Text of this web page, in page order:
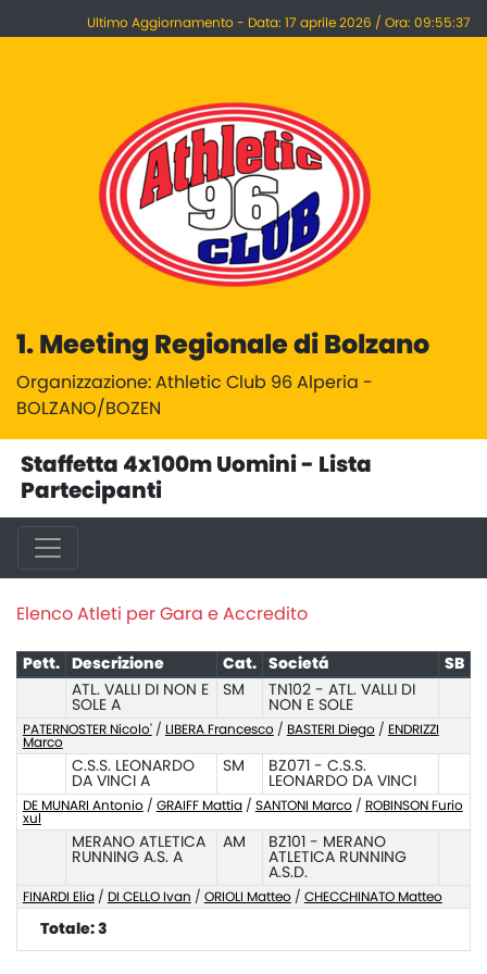
Ultimo Aggiornamento - Data: 17 aprile 2026 / Ora: 09:55:37
1. Meeting Regionale di Bolzano
Organizzazione: Athletic Club 96 Alperia -
BOLZANO/BOZEN
Staffetta 4x100m Uomini - Lista
Partecipanti
Elenco Atleti per Gara e Accredito
Pett. Descrizione Cat. Societá
SB
ATL. VALLI DI NON E
SOLE A
SM
TN102 - ATL. VALLI DI
NON E SOLE
PATERNOSTER Nicolo'/ LIBERA Francesco/ BASTERI Diego/ ENDRIZZI
Marco
C.S.S. LEONARDO
DA VINCI A
SM
BZ071 - C.S.S.
LEONARDO DA VINCI
DE MUNARI Antonio/ GRAIFF Mattia/ SANTONI Marco/ ROBINSON Furio
xul
MERANO ATLETICA
RUNNING A.S. A
AM
BZ101 - MERANO
ATLETICA RUNNING
A.S.D.
FINARDI Elia/ DI CELLO Ivan / ORIOLI Matteo/ CHECCHINATO Matteo
Totale: 3